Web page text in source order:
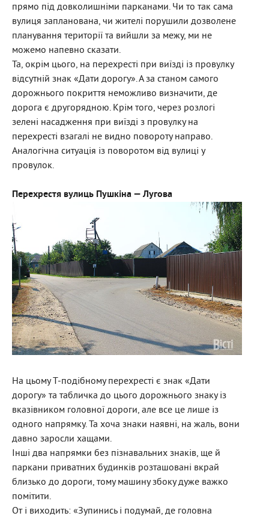
прямо під довколишніми парканами. Чи то так сама
вулиця запланована, чи жителі порушили дозволене
планування території та вийшли за межу, ми не
можемо напевно сказати.
Та, окрім цього, на перехресті при виїзді із провулку
відсутній знак «Дати дорогу». А за станом самого
дорожнього покриття неможливо визначити, де
дорога є другорядною. Крім того, через розлогі
зелені насадження при виїзді з провулку на
перехресті взагалі не видно повороту направо.
Аналогічна ситуація із поворотом від вулиці у
провулок.
Перехрестя вулиць Пушкіна — Лугова
На цьому Т-подібному перехресті є знак «Дати
дорогу» та табличка до цього дорожнього знаку із
вказівником головної дороги, але все це лише із
одного напрямку. Та хоча знаки наявні, на жаль, вони
давно заросли хащами.
Інші два напрямки без пізнавальних знаків, ще й
паркани приватних будинків розташовані вкрай
близько до дороги, тому машину збоку дуже важко
помітити.
От і виходить: «Зупинись і подумай, де головна